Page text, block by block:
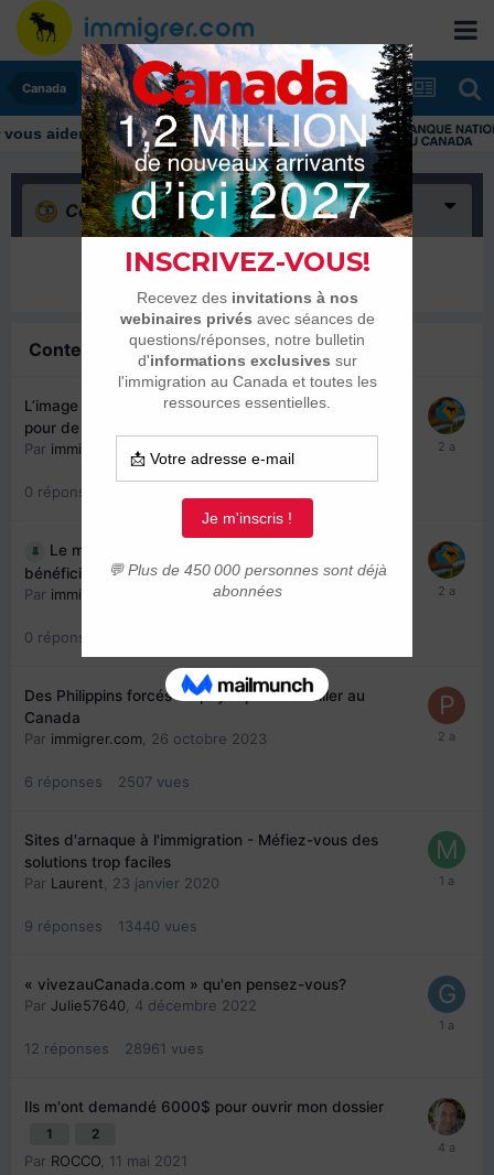
Canada
Confus(0)
Il n’y a encore rien ici
Contenu similaire
L’image de l’Université Laval à Québec détournée
pour de la fraude à l’international
Par immigrer.com
0 réponse
Le marché noir des diplômés des préposées aux
bénéficiaires du Québec
Par immigrer.com 7 novembre 2023
0 réponse
Des Philippins forcés de payer pour travailler au
Canada
Par immigrer.com 26 octobre 2023
6 réponses 2507 vues
Sites d'arnaque à l'immigration - Méfiez-vous des
solutions trop faciles
Par Laurent 23 janvier 2020
9 réponses 13440 vues
« vivezauCanada.com » qu'en pensez-vous?
Par Julie57640 4 décembre 2022
12 réponses 28961 vues
Ils m'ont demandé 6000$ pour ouvrir mon dossier
1 2
Par ROCCO 11 mai 2021